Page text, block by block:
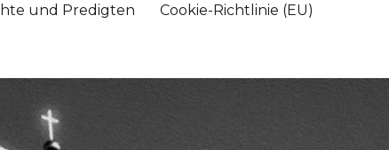
und Predigten Cookie-Richtlinie (EU)